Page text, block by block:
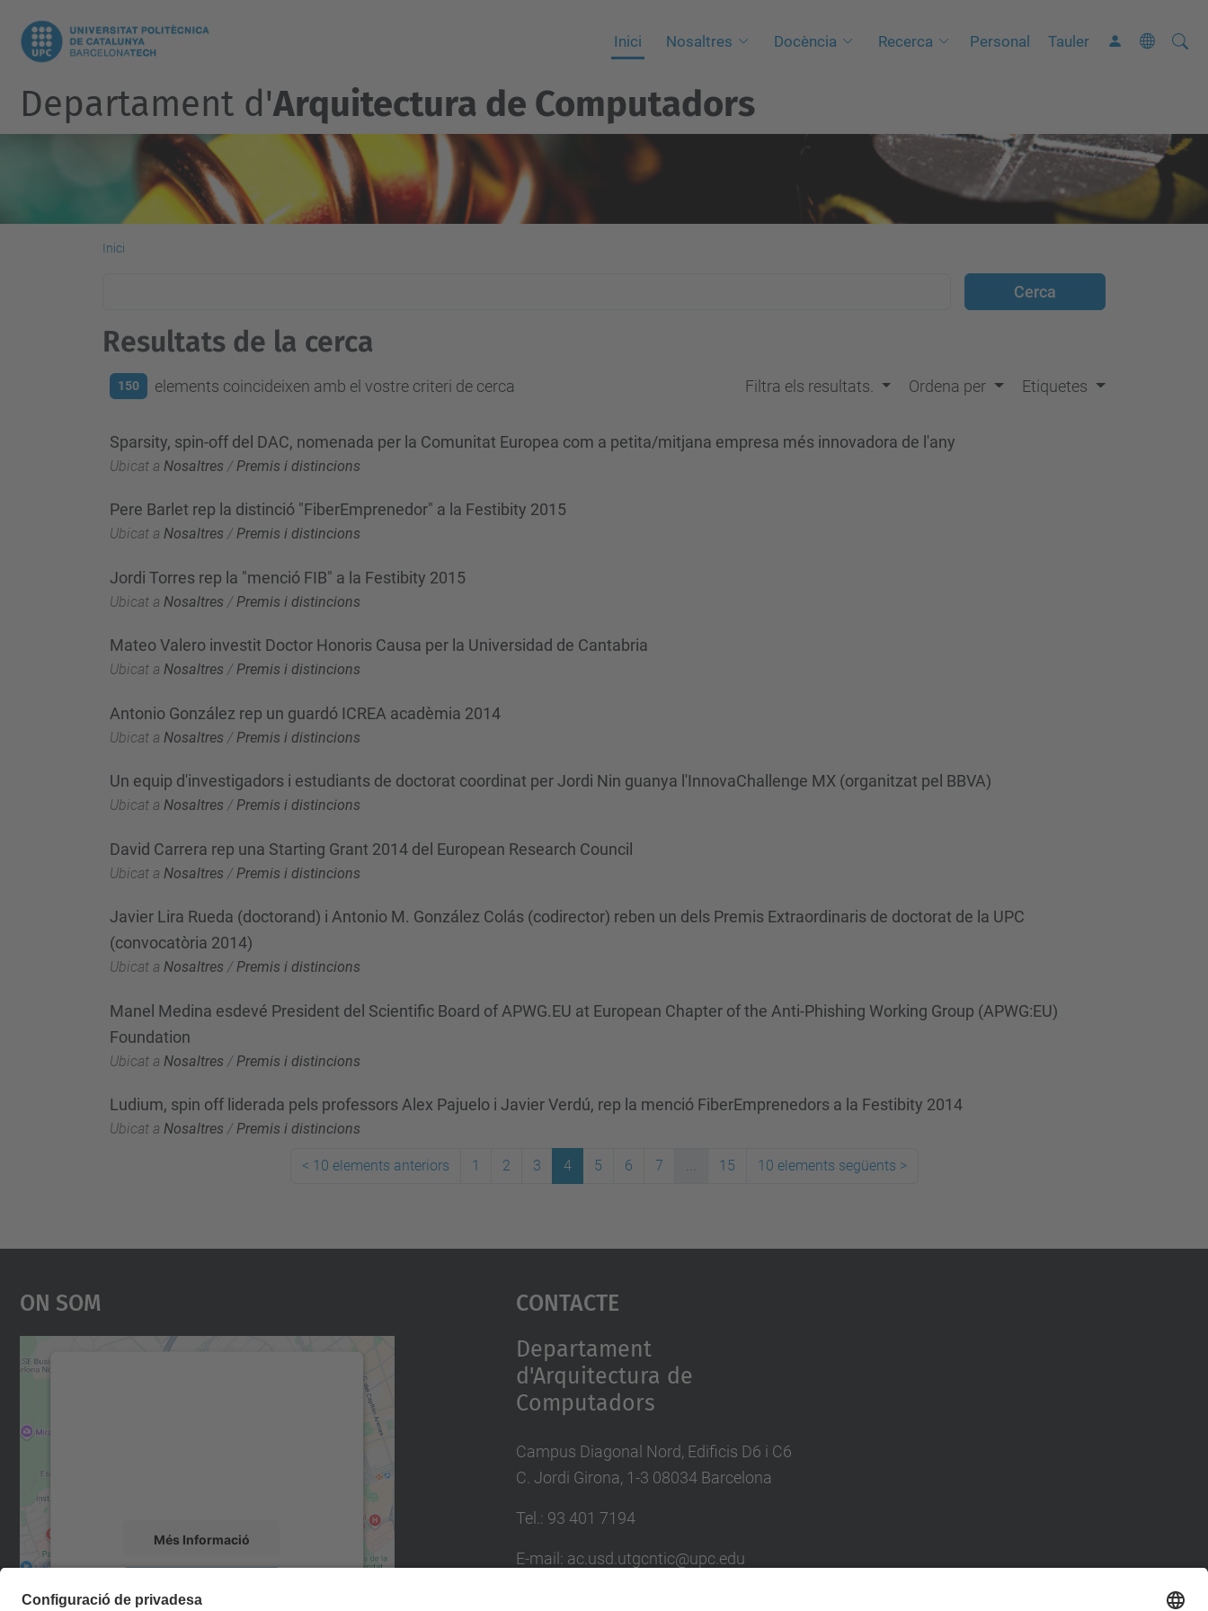
Inici Nosaltres Docència Recerca Personal Tauler Cerca
C
a
a
Departament d'Arquitectura de Computadors
Inici
Resultats de la cerca
150 elements coincideixen amb el vostre criteri de cerca Filtra els resultats. Ordena per Etiquetes
Sparsity, spin-off del DAC, nomenada per la Comunitat Europea com a petita/mitjana empresa més innovadora de l'any
Ubicat a Nosaltres / Premis i distincions
Pere Barlet rep la distinció "FiberEmprenedor" a la Festibity 2015
Ubicat a Nosaltres /Premis i distincions
Jordi Torres rep la "menció FIB" a la Festibity 2015
Ubicat a Nosaltres / Premis i distincions
Mateo Valero investit Doctor Honoris Causa per la Universidad de Cantabria
Ubicat a Nosaltres /Premis i distincions
Antonio González rep un guardó ICREA acadèmia 2014
Ubicat a Nosaltres / Premis i distincions
Un equip d'investigadors i estudiants de doctorat coordinat per Jordi Nin guanya l'InnovaChallenge MX (organitzat pel BBVA)
Ubicat a Nosaltres /Premis i distincions
David Carrera rep una Starting Grant 2014 del European Research Council
Ubicat a Nosaltres / Premis i distincions
Javier Lira Rueda (doctorand) i Antonio M. González Colás (codirector) reben un dels Premis Extraordinaris de doctorat de la UPC
(convocatòria 2014)
Ubicat a Nosaltres /Premis i distincions
Manel Medina esdevé President del Scientific Board of APWG.EU at European Chapter of the Anti-Phishing Working Group (APWG:EU)
Foundation
Ubicat a Nosaltres / Premis i distincions
Ludium, spin off liderada pels professors Alex Pajuelo i Javier Verdú, rep la menció FiberEmprenedors a la Festibity 2014
Ubicat a Nosaltres /Premis i distincions
< 10 elements anteriors 1 2 3 4 5 6 7 ... 15 10 elements següents >
On Som
Més Informació
Contacte
Departament
d'Arquitectura de
Computadors
Campus Diagonal Nord, Edificis D6 i C6
C. Jordi Girona, 1-3 08034 Barcelona
Tel.: 93 401 7194
E-mail: ac.usd.utgcntic@upc.edu